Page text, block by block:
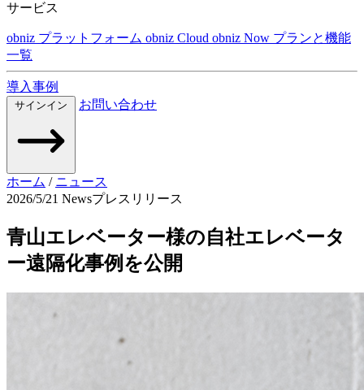
サービス
obniz プラットフォーム obniz Cloud obniz Now プランと機能
一覧
導入事例
お問い合わせ
ホーム / ニュース
2026/5/21 Newsプレスリリース
青山エレベーター様の自社エレベータ
ー遠隔化事例を公開